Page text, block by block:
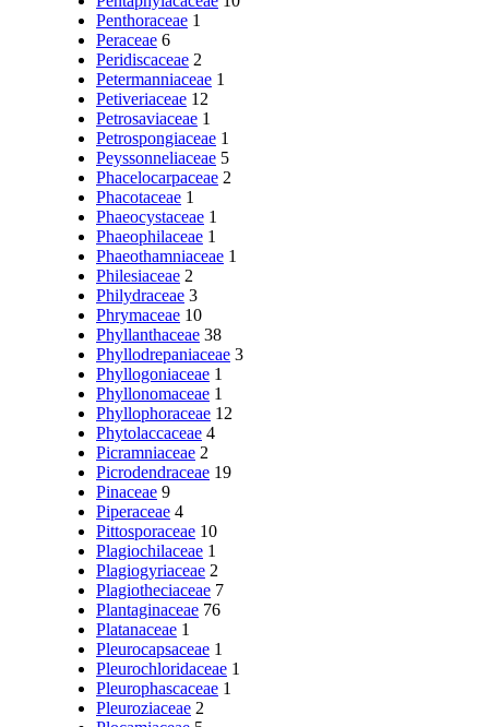
Penthoraceae 1
Peraceae 6
Peridiscaceae 2
Petermanniaceae 1
Petiveriaceae 12
Petrosaviaceae 1
Petrospongiaceae 1
Peyssonneliaceae 5
Phacelocarpaceae 2
Phacotaceae 1
Phaeocystaceae 1
Phaeophilaceae 1
Phaeothamniaceae 1
Philesiaceae 2
Philydraceae 3
Phrymaceae 10
Phyllanthaceae 38
Phyllodrepaniaceae 3
Phyllogoniaceae 1
Phyllonomaceae 1
Phyllophoraceae 12
Phytolaccaceae 4
Picramniaceae 2
Picrodendraceae 19
Pinaceae 9
Piperaceae 4
Pittosporaceae 10
Plagiochilaceae 1
Plagiogyriaceae 2
Plagiotheciaceae 7
Plantaginaceae 76
Platanaceae 1
Pleurocapsaceae 1
Pleurochloridaceae 1
Pleurophascaceae 1
Pleuroziaceae 2